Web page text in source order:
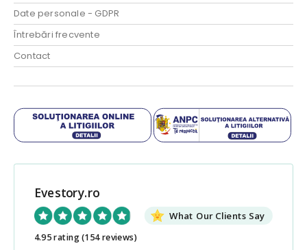
Date personale - GDPR
Întrebări frecvente
Contact
Evestory.ro
What Our Clients Say
4.95 rating(154 reviews)